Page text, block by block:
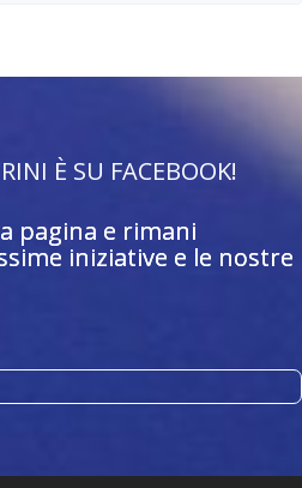
È SU FACEBOOK!
pagina e rimani
iniziative e le nostre